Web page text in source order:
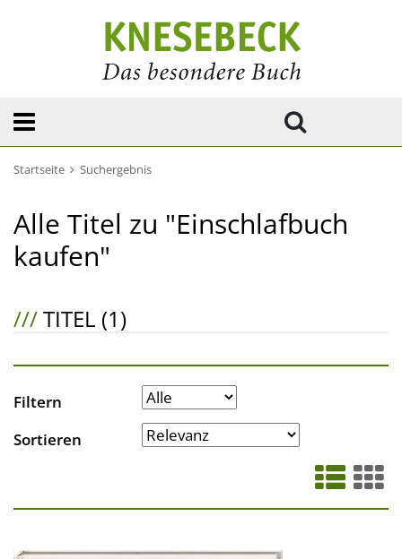
Startseite Suchergebnis
Alle Titel zu "Einschlafbuch
kaufen"
///TITEL (1)
Filtern
Sortieren